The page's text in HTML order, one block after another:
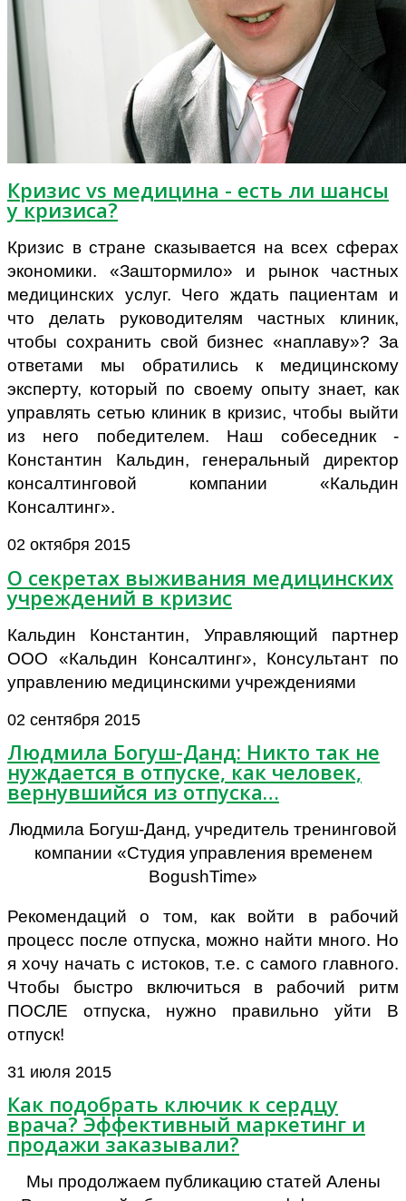
Кризис vs медицина - есть ли шансы
у кризиса?
Кризис в стране сказывается на всех сферах
экономики. «Заштормило» и рынок частных
медицинских услуг. Чего ждать пациентам и
что делать руководителям частных клиник,
чтобы сохранить свой бизнес «наплаву»? За
ответами мы обратились к медицинскому
эксперту, который по своему опыту знает, как
управлять сетью клиник в кризис, чтобы выйти
из него победителем. Наш собеседник -
Константин Кальдин, генеральный директор
консалтинговой компании «Кальдин
Консалтинг».
02 октября 2015
О секретах выживания медицинских
учреждений в кризис
Кальдин Константин, Управляющий партнер
ООО «Кальдин Консалтинг», Консультант по
управлению медицинскими учреждениями
02 сентября 2015
Людмила Богуш-Данд: Никто так не
нуждается в отпуске, как человек,
вернувшийся из отпуска…
Людмила Богуш-Данд, учредитель тренинговой
компании «Студия управления временем
BogushTime»
Рекомендаций о том, как войти в рабочий
процесс после отпуска, можно найти много. Но
я хочу начать с истоков, т.е. с самого главного.
Чтобы быстро включиться в рабочий ритм
ПОСЛЕ отпуска, нужно правильно уйти В
отпуск!
31 июля 2015
Как подобрать ключик к сердцу
врача? Эффективный маркетинг и
продажи заказывали?
Мы продолжаем публикацию статей Алены